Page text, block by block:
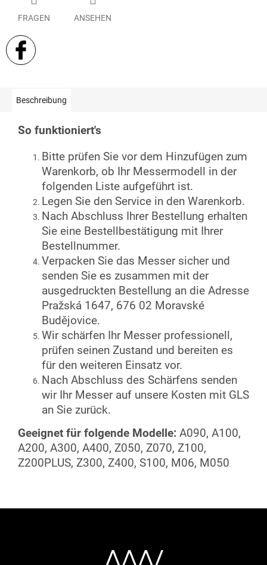
FRAGEN ANSEHEN
Beschreibung
So funktioniert's
Bitte prüfen Sie vor dem Hinzufügen zum
Warenkorb, ob Ihr Messermodell in der
folgenden Liste aufgeführt ist.
Legen Sie den Service in den Warenkorb.
Nach Abschluss Ihrer Bestellung erhalten
Sie eine Bestellbestätigung mit Ihrer
Bestellnummer.
Verpacken Sie das Messer sicher und
senden Sie es zusammen mit der
ausgedruckten Bestellung an die Adresse
Pražská 1647, 676 02 Moravské
Budějovice.
Wir schärfen Ihr Messer professionell,
prüfen seinen Zustand und bereiten es
für den weiteren Einsatz vor.
Nach Abschluss des Schärfens senden
wir Ihr Messer auf unsere Kosten mit GLS
an Sie zurück.
Geeignet für folgende Modelle: A090, A100,
A200, A300, A400, Z050, Z070, Z100,
Z200PLUS, Z300, Z400, S100, M06, M050